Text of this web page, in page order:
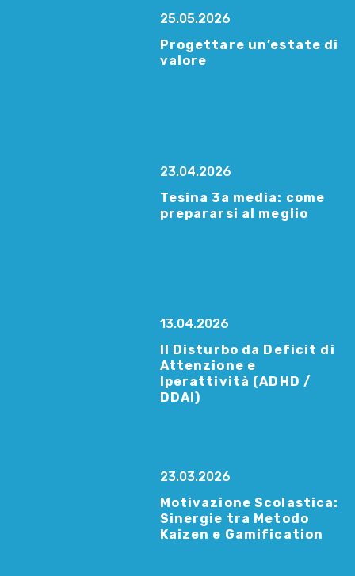
25.05.2026
Progettare un’estate di
valore
23.04.2026
Tesina 3a media: come
prepararsi al meglio
13.04.2026
Il Disturbo da Deficit di
Attenzione e
Iperattività (ADHD /
DDAI)
23.03.2026
Motivazione Scolastica:
Sinergie tra Metodo
Kaizen e Gamification